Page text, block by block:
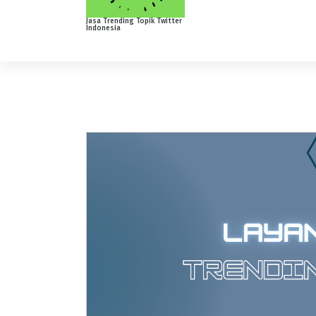
Jasa Trending Topik Twitter
Indonesia